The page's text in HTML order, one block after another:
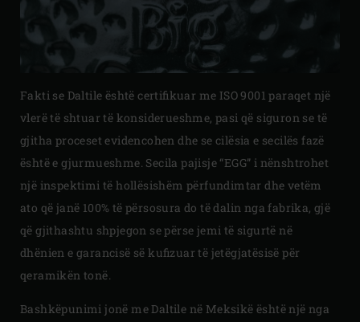
Fakti se Daltile është certifikuar me ISO 9001 paraqet një
vlerë të shtuar të konsiderueshme, pasi që siguron se të
gjitha proceset evidencohen dhe se cilësia e secilës fazë
është e gjurmueshme. Secila pajisje “EGG” i nënshtrohet
një inspektimi të hollësishëm përfundimtar dhe vetëm
ato që janë 100% të përsosura do të dalin nga fabrika, gjë
që gjithashtu shpjegon se përse jemi të sigurtë në
dhënien e garancisë së kufizuar të jetëgjatësisë për
qeramikën tonë.
Bashkëpunimi jonë me Daltile në Meksikë është një nga